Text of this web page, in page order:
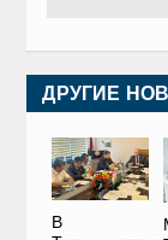
ДРУГИЕ
В